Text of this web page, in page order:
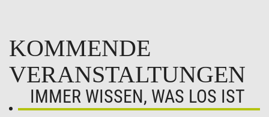
KOMMENDE
VERANSTALTUNGEN
IMMER WISSEN, WAS LOS IST